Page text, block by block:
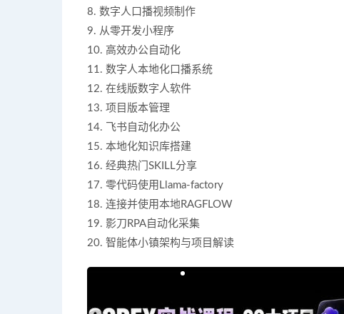
8. 数字人口播视频制作
9. 从零开发小程序
10. 高效办公自动化
11. 数字人本地化口播系统
12. 在线版数字人软件
13. 项目版本管理
14. 飞书自动化办公
15. 本地化知识库搭建
16. 经典热门SKILL分享
17. 零代码使用Llama-factory
18. 连接并使用本地RAGFLOW
19. 影刀RPA自动化采集
20. 智能体小镇架构与项目解读